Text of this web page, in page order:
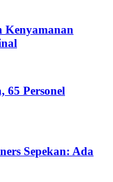
Kenyamanan
65 Personel
Sepekan: Ada